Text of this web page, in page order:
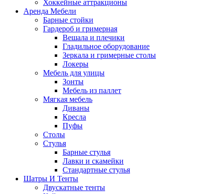
Хоккейные аттракционы
Аренда Мебели
Барные стойки
Гардероб и гримерная
Вешала и плечики
Гладильное оборудование
Зеркала и гримерные столы
Локеры
Мебель для улицы
Зонты
Мебель из паллет
Мягкая мебель
Диваны
Кресла
Пуфы
Столы
Стулья
Барные стулья
Лавки и скамейки
Стандартные стулья
Шатры И Тенты
Двускатные тенты